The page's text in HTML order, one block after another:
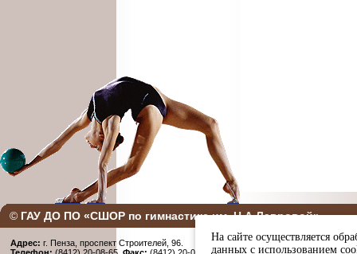
© ГАУ ДО ПО «СШОР по гимнастике им. Н.А Лавровой»
Адрес: г. Пенза, проспект Строителей, 96.
На сайте осуществляется
данных с использованием